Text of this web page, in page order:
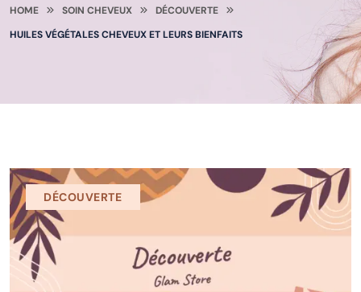
HOME SOIN CHEVEUX
DÉCOUVERTE
HUILES VÉGÉTALES CHEVEUX ET LEURS BIENFAITS
DÉCOUVERTE